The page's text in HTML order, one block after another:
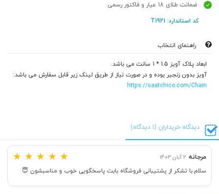
ضمانت طلای 18 عیار و فاکتور رسمی
کد استاندارد: T1921
راهنمای انتخاب
ابعاد پلاک آویز 1.5 * 1 سانت می باشد.
آویز بدون زنجیر بوده و در صورت نیاز از طریق لینک زیر قابل سفارش می باشد:
https://saatchico.com/Chain
دیدگاه خریداران (1 دیدگاه)
مرجانه 2 آبان 1403 ★ ★ ★ ★ ★
سلام.با تشکر از پشتیبانی فروشگاه بابت پاسخگویی خوب و مناسبشون 😇